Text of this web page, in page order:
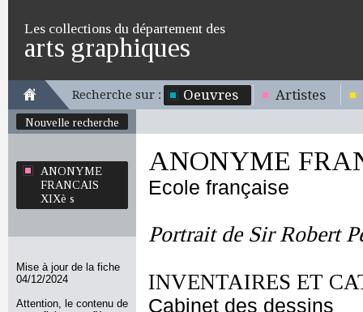
Les collections du département des
arts graphiques
Recherche sur : Oeuvres Artistes
Nouvelle recherche
ANONYME
FRANCAIS
XIXè s
Mise à jour de la fiche
04/12/2024
Attention, le contenu de
ANONYME
Ecole française
Portrait de Sir Robert
INVENTAIRES ET
Cabinet des dessins